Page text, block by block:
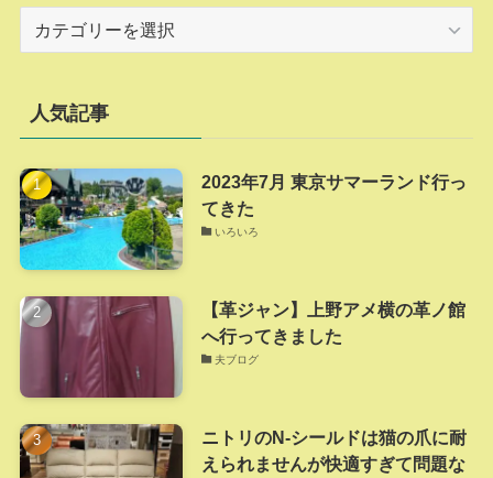
ー
人気記事
2023年7月 東京サマーランド行っ
てきた
いろいろ
【革ジャン】上野アメ横の革ノ館
へ行ってきました
夫ブログ
ニトリのN-シールドは猫の爪に耐
えられませんが快適すぎて問題な